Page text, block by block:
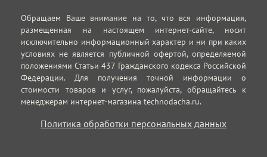
Обращаем Ваше внимание на то, что вся информация,
размещенная на настоящем интернет-сайте, носит
исключительно информационный характер и ни при каких
условиях не является публичной офертой, определяемой
положениями Статьи 437 Гражданского кодекса Российской
Федерации. Для получения точной информации о
стоимости товаров и услуг, пожалуйста, обращайтесь к
менеджерам интернет-магазина technodacha.ru.
Политика обработки персональных данных